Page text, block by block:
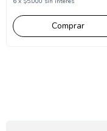
Comprar